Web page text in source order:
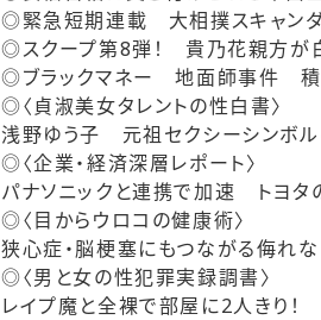
◎緊急短期連載 大相撲スキャン
◎スクープ第8弾！ 貴乃花親方が
◎ブラックマネー 地面師事件 積
◎〈貞淑美女タレントの性白書〉
浅野ゆう子 元祖セクシーシンボ
◎〈企業・経済深層レポート〉
パナソニックと連携で加速 トヨタ
◎〈目からウロコの健康術〉
狭心症・脳梗塞にもつながる侮れ
◎〈男と女の性犯罪実録調書〉
レイプ魔と全裸で部屋に2人きり